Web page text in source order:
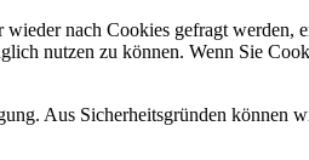
nach Cookies gefragt
nutzen zu können. Wenn Sie
Aus Sicherheitsgründen können